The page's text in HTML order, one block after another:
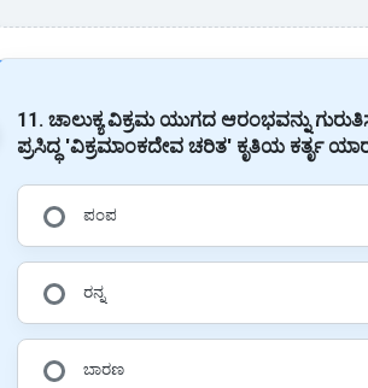
11. ಚಾಲುಕ್ಯ ವಿಕ್ರಮ ಯುಗದ ಆರಂಭವನ್ನು
ಪ್ರಸಿದ್ಧ 'ವಿಕ್ರಮಾಂಕದೇವ ಚರಿತ' ಕೃತಿಯ ಕರ್ತೃ
ಪಂಪ
ರನ್ನ
ಬಾರಣ